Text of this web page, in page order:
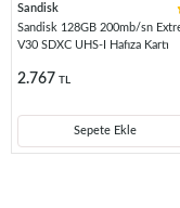
Sandisk
Sandisk 128GB 200mb/sn
V30 SDXC UHS-I Hafıza Kartı
2.767 TL
Sepete Ekle